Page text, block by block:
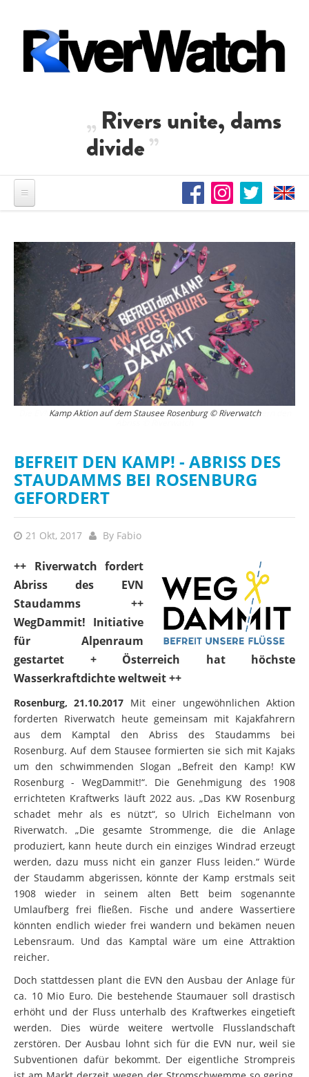
Rivers unite, dams
divide
Kamp Aktion auf dem Stausee Rosenburg © Riverwatch
Die EVN plant die drastische Erhöhung der Staumauer. Wir fordern den
BEFREIT DEN KAMP! - ABRISS DES
STAUDAMMS BEI ROSENBURG
GEFORDERT
By
++ Riverwatch fordert
Abriss des EVN
Staudamms ++
WegDammit! Initiative
für Alpenraum
gestartet + Österreich hat höchste
Wasserkraftdichte weltweit ++
Rosenburg, 21.10.2017 Mit einer ungewöhnlichen Aktion
forderten Riverwatch heute gemeinsam mit Kajakfahrern
aus dem Kamptal den Abriss des Staudamms bei
Rosenburg. Auf dem Stausee formierten sie sich mit Kajaks
um den schwimmenden Slogan „Befreit den Kamp! KW
Rosenburg - WegDammit!“. Die Genehmigung des 1908
errichteten Kraftwerks läuft 2022 aus. „Das KW Rosenburg
schadet mehr als es nützt“, so Ulrich Eichelmann von
Riverwatch. „Die gesamte Strommenge, die die Anlage
produziert, kann heute durch ein einziges Windrad erzeugt
werden, dazu muss nicht ein ganzer Fluss leiden.“ Würde
der Staudamm abgerissen, könnte der Kamp erstmals seit
1908 wieder in seinem alten Bett beim sogenannte
Umlaufberg frei fließen. Fische und andere Wassertiere
könnten endlich wieder frei wandern und bekämen neuen
Lebensraum. Und das Kamptal wäre um eine Attraktion
Doch stattdessen plant die EVN den Ausbau der Anlage für
ca. 10 Mio Euro. Die bestehende Staumauer soll drastisch
erhöht und der Fluss unterhalb des Kraftwerkes eingetieft
werden. Dies würde weitere wertvolle Flusslandschaft
zerstören. Der Ausbau lohnt sich für die EVN nur, weil sie
Subventionen dafür bekommt. Der eigentliche Strompreis